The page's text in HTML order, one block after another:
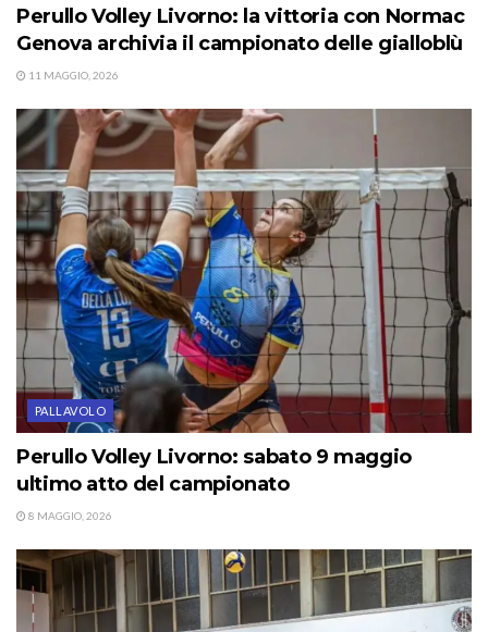
Perullo Volley Livorno: la vittoria con Normac
Genova archivia il campionato delle gialloblù
11 MAGGIO, 2026
PALLAVOLO
Perullo Volley Livorno: sabato 9 maggio
ultimo atto del campionato
8 MAGGIO, 2026